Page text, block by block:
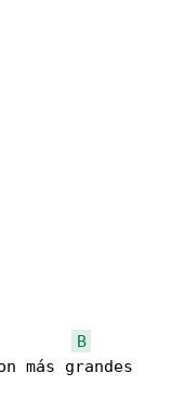
B
más grandes